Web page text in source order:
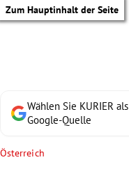
Zum Hauptinhalt der Seite
Wählen Sie KURIER
Google-Quelle
Österreich